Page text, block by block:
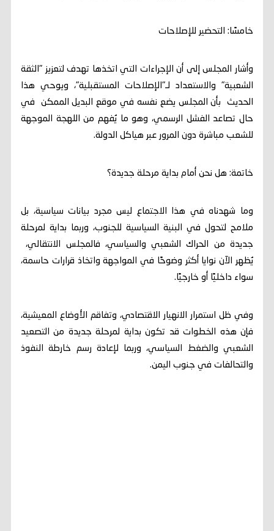
خامسًا: التحضير للإصلاحات
وأشار المجلس إلى أن الإجراءات التي اتخذها تهدف لتعزيز "الثقة
الشعبية" والاستعداد لـ"الإصلاحات المستقبلية"، ويوحي هذا
الحديث بأن المجلس يضع نفسه في موقع البديل الممكن في
حال تصاعد الفشل الرسمي، وهو ما يُفهم من اللهجة الموجهة
للشعب مباشرة دون المرور عبر هياكل الدولة.
خاتمة: هل نحن أمام بداية مرحلة جديدة؟
وما شهدناه في هذا الاجتماع ليس مجرد بيانات سياسية، بل
ملامح لتحول في البنية السياسية للجنوب، وربما بداية لمرحلة
جديدة من الحراك الشعبي والسياسي، فالمجلس الانتقالي،
يُظهر الآن نوايا أكثر وضوحًا في المواجهة واتخاذ قرارات حاسمة،
سواء داخليًا أو خارجيًا.
وفي ظل استمرار الانهيار الاقتصادي، وتفاقم الأوضاع المعيشية،
فإن هذه الخطوات قد تكون بداية لمرحلة جديدة من التصعيد
الشعبي والضغط السياسي، وربما لإعادة رسم خارطة النفوذ
والتحالفات في جنوب اليمن.